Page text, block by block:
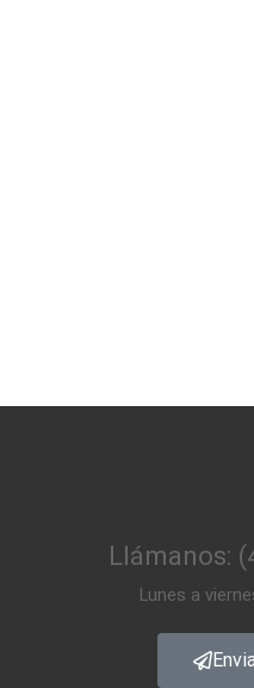
Llámanos:
Lunes a